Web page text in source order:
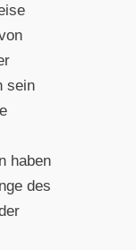
sein
haben
des